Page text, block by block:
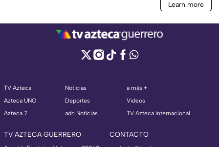
TV Azteca
Azteca UNO
Azteca 7
Noticias
Deportes
adn Noticias
a más +
Videos
TV Azteca Internacional
TV AZTECA GUERRERO CONTACTO